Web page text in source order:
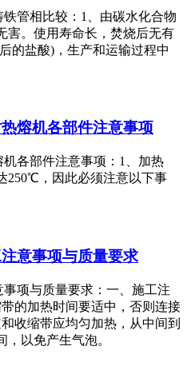
管相比较：1、由碳水化合物
害。使用寿命长，焚烧后无有
的盐酸)，生产和运输过程中
熔机各部件注意事项
各部件注意事项：1、加热
250℃，因此必须注意以下事
意事项与质量要求
项与质量要求：一、施工注
的加热时间要适中，否则连接
收缩带应均匀加热，从中间到
以免产生气泡。